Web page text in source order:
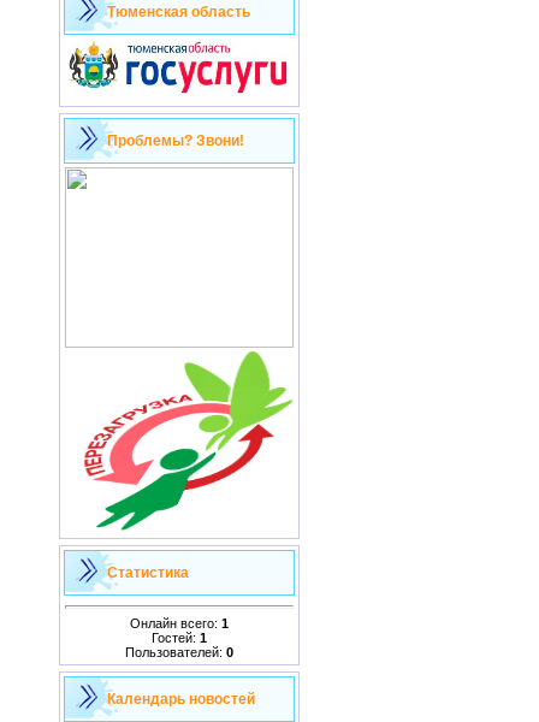
Тюменская область
Проблемы? Звони!
Статистика
Онлайн всего: 1
Гостей: 1
Пользователей: 0
Календарь новостей